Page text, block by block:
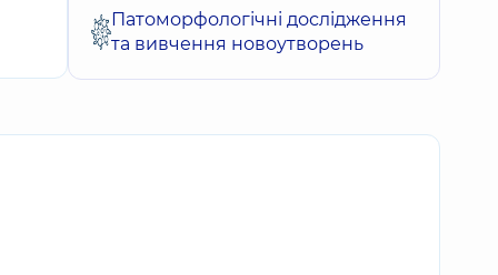
Патоморфологічні дослідження
та вивчення новоутворень